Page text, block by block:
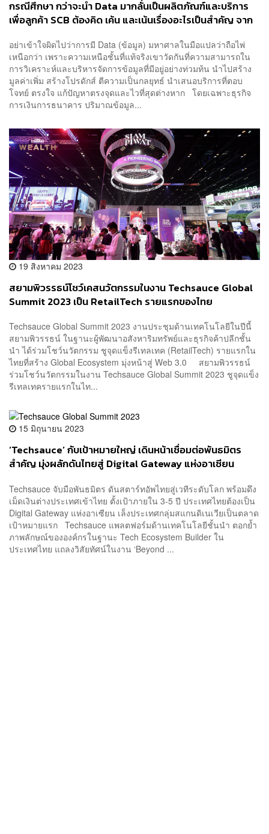
กรณีศึกษา กว่าจะนำ Data มากลั่นเป็นผลิตภัณฑ์และบริการ
เพื่อลูกค้า SCB ต้องคิด เค้น และเน้นเรื่องอะไรเป็นสำคัญ จาก
อย่าเข้าใจผิดไปว่าการมี Data (ข้อมูล) มหาศาลในมือแปลว่าถือไพ่
เหนือกว่า เพราะความเหนือชั้นที่แท้จริงเขาวัดกันที่ความสามารถใน
การวิเคราะห์และบริหารจัดการข้อมูลที่มีอยู่อย่างท่วมท้น นำไปสร้าง
มูลค่าเพิ่ม สร้างโปรดักส์ ตีความเป็นกลยุทธ์ นำเสนอบริการที่ตอบ
โจทย์ ตรงใจ แก้ปัญหาตรงจุดและไวที่สุดต่างหาก โดยเฉพาะธุรกิจ
การเงินการธนาคาร ปริมาณข้อมูล...
19 สิงหาคม 2023
สยามพิวรรธน์โชว์เคสนวัตกรรมในงาน Techsauce Global
Summit 2023 เป็น RetailTech รายแรกของไทย
Techsauce Global Summit 2023 งานประชุมด้านเทคโนโลยีในปีนี้
สยามพิวรรธน์ ในฐานะผู้พัฒนาอสังหาริมทรัพย์และธุรกิจค้าปลีกชั้น
นำ ได้ร่วมโชว์นวัตกรรม ชูจุดแข็งรีเทลเทค (RetailTech) รายแรกใน
ไทยที่สร้าง Global Ecosystem มุ่งหน้าสู่ Web 3.0 สยามพิวรรธน์
ร่วมโชว์นวัตกรรมในงาน Techsauce Global Summit 2023 ชูจุดแข็ง
รีเทลเทครายแรกในไท...
15 มิถุนายน 2023
‘Techsauce’ กับเป้าหมายใหญ่ เดินหน้าเชื่อมต่อพันธมิตร
สำคัญ มุ่งผลักดันไทยสู่ Digital Gateway แห่งอาเซียน
Techsauce จับมือพันธมิตร ดันสตาร์ทอัพไทยสู่เวทีระดับโลก พร้อมดึง
เม็ดเงินต่างประเทศเข้าไทย ตั้งเป้าภายใน 3-5 ปี ประเทศไทยต้องเป็น
Digital Gateway แห่งอาเซียน เล็งประเทศกลุ่มสแกนดิเนเวียเป็นตลาด
เป้าหมายแรก Techsauce แพลตฟอร์มด้านเทคโนโลยีชั้นนำ ตอกย้ำ
ภาพลักษณ์ขององค์กรในฐานะ Tech Ecosystem Builder ใน
ประเทศไทย แถลงวิสัยทัศน์ในงาน ‘Beyond ...